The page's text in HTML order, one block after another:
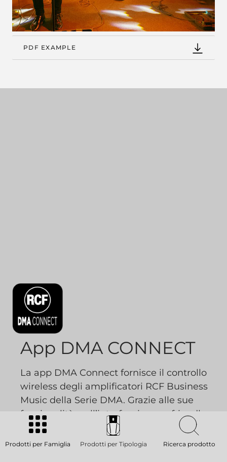
PDF EXAMPLE
App DMA CONNECT
La app DMA Connect fornisce il controllo
wireless degli amplificatori RCF Business
Music della Serie DMA. Grazie alle sue
funzionalità e all’interfaccia user-friendly,
permette di accedere a tutte le
impostazioni DMA, come i livelli di
Prodotti per Famiglia Prodotti per Tipologia Ricerca prodotto